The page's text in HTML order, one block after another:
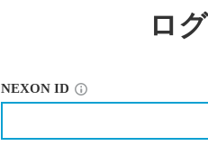
ロ
NEXON ID